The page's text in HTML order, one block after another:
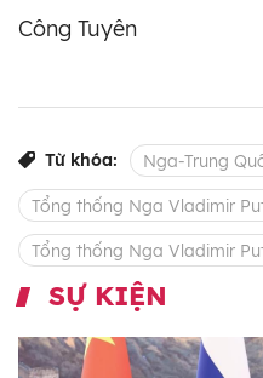
Công Tuyên
Từ khóa: Nga-Trung
Tổng thống Nga Vladimir
Tổng thống Nga Vladimir
SỰ KIỆN